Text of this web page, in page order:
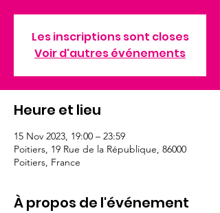
Les inscriptions sont closes
Voir d'autres événements
Heure et lieu
15 Nov 2023, 19:00 – 23:59
Poitiers, 19 Rue de la République, 86000
Poitiers, France
À propos de l'événement